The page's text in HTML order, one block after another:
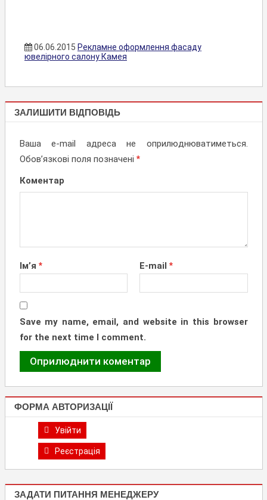
06.06.2015 Рекламне оформлення фасаду
ювелірного салону Камея
НОВИНИ,
АКЦІЇ
ЗАЛИШИТИ ВІДПОВІДЬ
Ваша e-mail адреса не оприлюднюватиметься.
Обов’язкові поля позначені *
Коментар
Ім’я * E-mail *
Save my name, email, and website in this browser
for the next time I comment.
ФОРМА АВТОРИЗАЦІЇ
Увійти
Реєстрація
ЗАДАТИ ПИТАННЯ МЕНЕДЖЕРУ